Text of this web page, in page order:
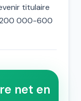
titulaire
200 000-600
net en